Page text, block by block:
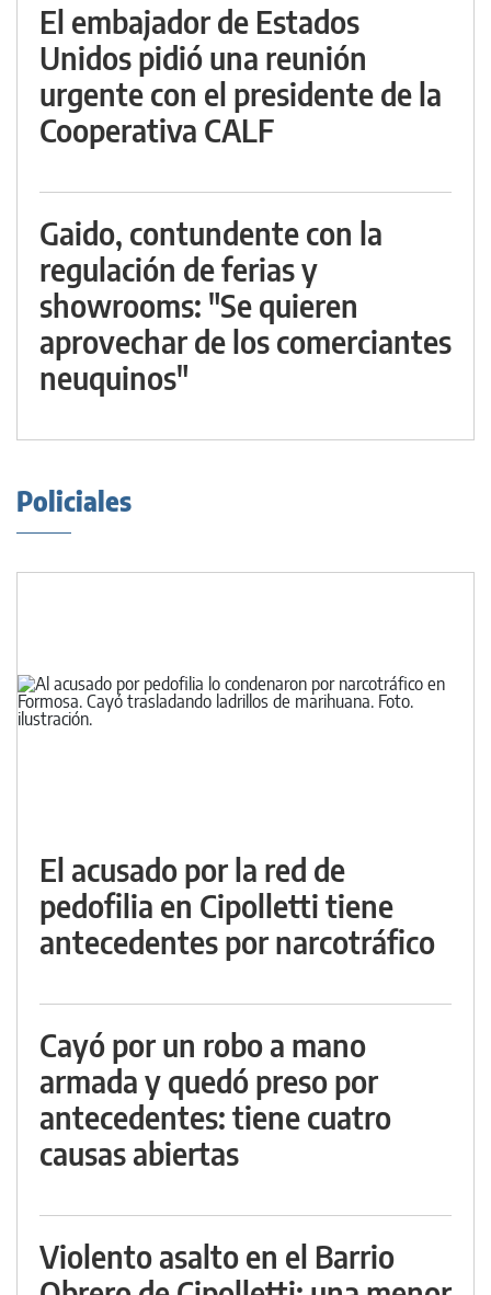
El embajador de Estados
Unidos pidió una reunión
urgente con el presidente de la
Cooperativa CALF
Gaido, contundente con la
regulación de ferias y
showrooms: "Se quieren
aprovechar de los comerciantes
neuquinos"
Policiales
El acusado por la red de
pedofilia en Cipolletti tiene
antecedentes por narcotráfico
Cayó por un robo a mano
armada y quedó preso por
antecedentes: tiene cuatro
causas abiertas
Violento asalto en el Barrio